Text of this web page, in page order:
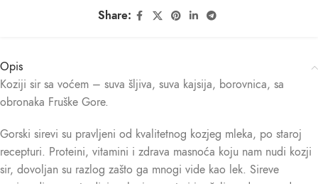
Share:
Opis
Koziji sir sa voćem – suva šljiva, suva kajsija, borovnica, sa
obronaka Fruške Gore.
Gorski sirevi su pravljeni od kvalitetnog kozjeg mleka, po staroj
recepturi. Proteini, vitamini i zdrava masnoća koju nam nudi kozji
sir, dovoljan su razlog zašto ga mnogi vide kao lek. Sireve